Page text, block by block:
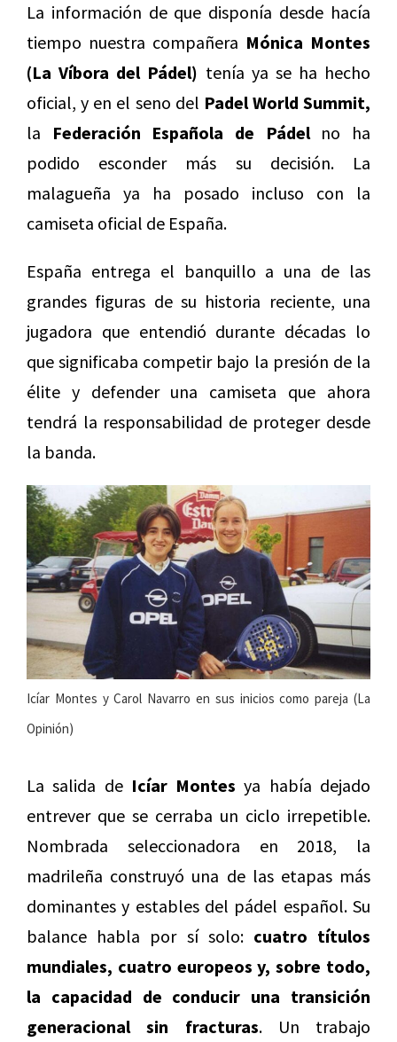
La información de que disponía desde hacía
tiempo nuestra compañera Mónica Montes
(La Víbora del Pádel) tenía ya se ha hecho
oficial, y en el seno del Padel World Summit,
la Federación Española de Pádelno ha
podido esconder más su decisión. La
malagueña ya ha posado incluso con la
camiseta oficial de España.
España entrega el banquillo a una de las
grandes figuras de su historia reciente, una
jugadora que entendió durante décadas lo
que significaba competir bajo la presión de la
élite y defender una camiseta que ahora
tendrá la responsabilidad de proteger desde
la banda.
Icíar Montes y Carol Navarro en sus inicios como pareja (La
Opinión)
La salida deIcíar Montes ya había dejado
entrever que se cerraba un ciclo irrepetible.
Nombrada seleccionadora en 2018, la
madrileña construyó una de las etapas más
dominantes y estables del pádel español. Su
balance habla por sí solo: cuatro títulos
mundiales, cuatro europeos y, sobre todo,
la capacidad de conducir una transición
generacional sin fracturas. Un trabajo